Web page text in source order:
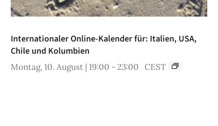
Internationaler Online-Kalender für: Italien, USA,
Chile und Kolumbien
Montag, 10. August | 19:00 -23:00 CEST